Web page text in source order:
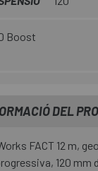
Boost
DEL
FACT 12 m,
120 mm